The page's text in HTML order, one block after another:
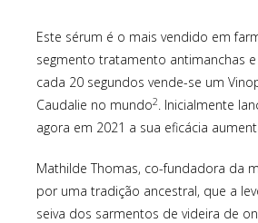
Este sérum é o mais vendido em
segmento tratamento antimanchas
cada 20 segundos vende-se um
Caudalie no mundo2. Inicialmente
agora em 2021 a sua eficácia
Mathilde Thomas, co-fundadora da
por uma tradição ancestral, que a
seiva dos sarmentos de videira de